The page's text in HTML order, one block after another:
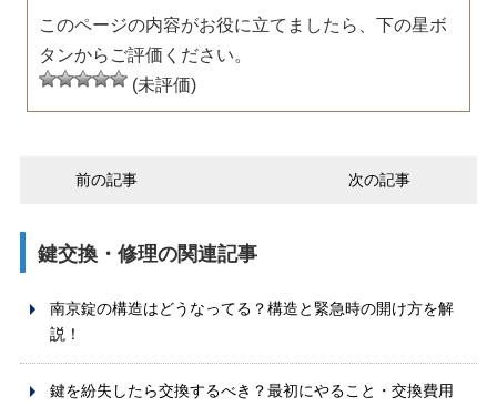
このページの内容がお役に立てましたら、下の星ボ
タンからご評価ください。
(未評価)
前の記事 次の記事
鍵交換・修理の関連記事
南京錠の構造はどうなってる？構造と緊急時の開け方を解
説！
鍵を紛失したら交換するべき？最初にやること・交換費用